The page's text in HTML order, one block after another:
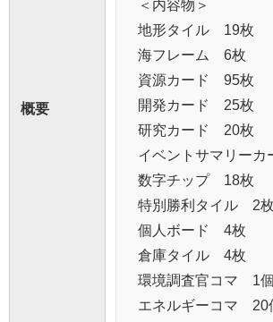
概要
＜内容物＞
地形タイル 19枚
海フレーム 6枚
資源カード 95枚
開発カード 25枚
研究カード 20枚
イベントサマリー
数字チップ 18枚
特別勝利タイル 2枚
個人ボード 4枚
倉庫タイル 4枚
環境調査官コマ 1個
エネルギーコマ 20